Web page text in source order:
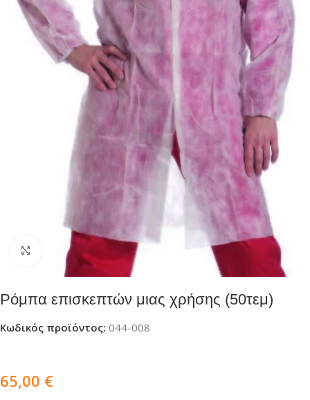
Click to enlarge
Ρόμπα επισκεπτών μιας χρήσης (50τεμ)
Κωδικός προϊόντος: 044-008
65,00 €